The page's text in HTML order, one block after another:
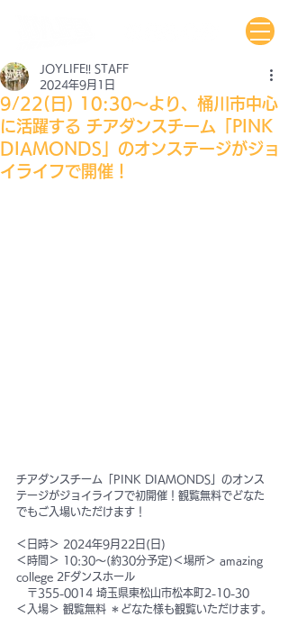
9/22(日) 10:30〜より、桶川市中心
に活躍する チアダンスチーム「PINK
DIAMONDS」のオンステージがジョ
イライフで開催！
JOYLIFE!! STAFF
2024年9月1日
チアダンスチーム「PINK DIAMONDS」のオンス
テージがジョイライフで初開催！観覧無料でどなた
でもご入場いただけます！
＜日時＞ 2024年9月22日(日)
＜時間＞ 10:30〜(約30分予定)＜場所＞ amazing
college 2Fダンスホール
〒355-0014 埼玉県東松山市松本町2-10-30
＜入場＞ 観覧無料 ＊どなた様も観覧いただけます。